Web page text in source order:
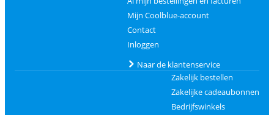
Mijn Coolblue-account
Contact
Inloggen
Naar de klantenservice
Zakelijk bestellen
Zakelijke cadeaubonnen
Bedrijfswinkels